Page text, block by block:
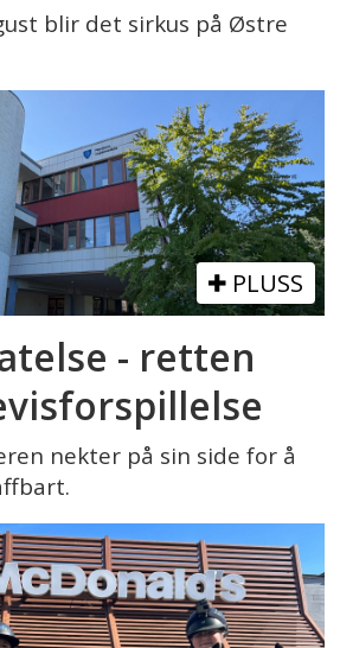
blir det sirkus på Østre
PLUSS
- retten
nekter på sin side for å